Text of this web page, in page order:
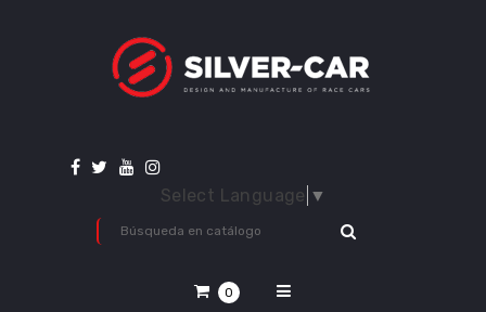
Select Language ▼
0